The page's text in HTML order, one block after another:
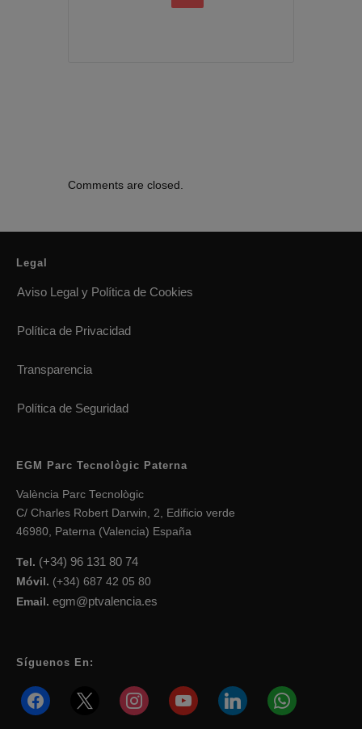
Comments are closed.
Legal
Aviso Legal y Política de Cookies
Política de Privacidad
Transparencia
Política de Seguridad
EGM Parc Tecnològic Paterna
València Parc Tecnològic
C/ Charles Robert Darwin, 2, Edificio verde
46980, Paterna (Valencia) España
Tel. (+34) 96 131 80 74
Móvil. (+34) 687 42 05 80
Email. egm@ptvalencia.es
Síguenos En:
facebook instagramyoutube linkedin whatsapp